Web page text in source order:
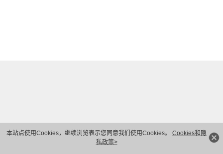
本站点使用Cookies，继续浏览表示您同意我们使用Cookies。 Cookies和隐
私政策>